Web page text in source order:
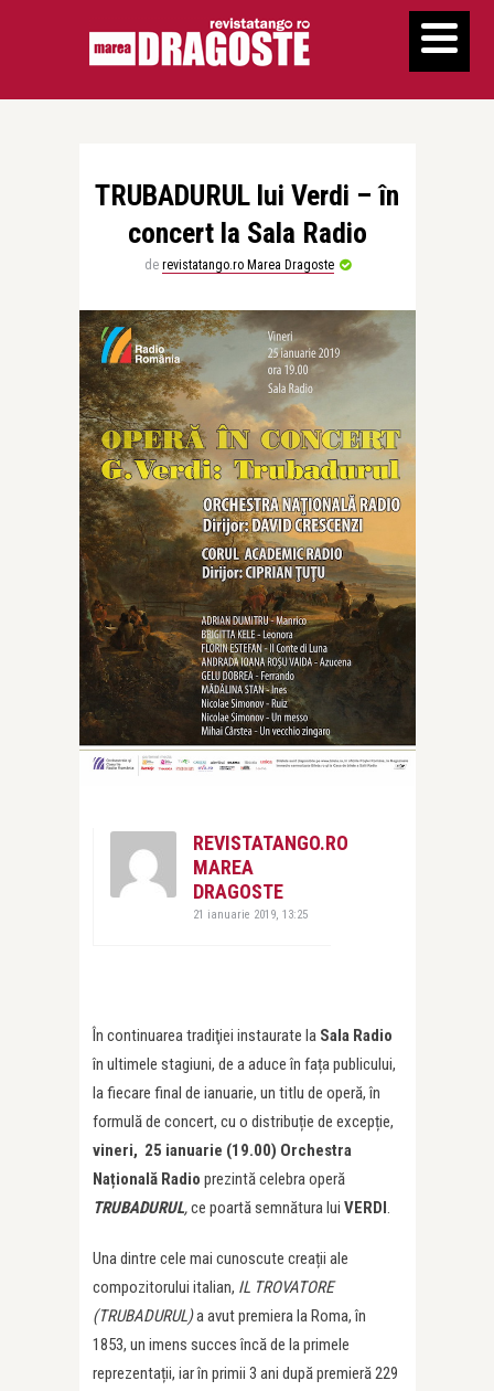
TRUBADURUL lui Verdi – în
concert la Sala Radio
de revistatango.ro Marea Dragoste
REVISTATANGO.RO
MAREA
DRAGOSTE
21 ianuarie 2019, 13:25
În continuarea tradiţiei instaurate la Sala Radio
în ultimele stagiuni, de a aduce în fața publicului,
la fiecare final de ianuarie, un titlu de operă, în
formulă de concert, cu o distribuție de excepție,
vineri, 25 ianuarie (19.00) Orchestra
Națională Radio prezintă celebra operă
TRUBADURUL,ce poartă semnătura lui VERDI .
Una dintre cele mai cunoscute creații ale
compozitorului italian, IL TROVATORE
(TRUBADURUL)a avut premiera la Roma, în
1853, un imens succes încă de la primele
reprezentații, iar în primii 3 ani după premieră 229